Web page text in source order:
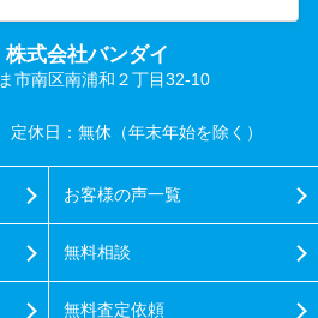
式会社バンダイ
市南区南浦和２丁目32-10
定休日：無休（年末年始を除く）
お客様の声一覧
無料相談
無料査定依頼